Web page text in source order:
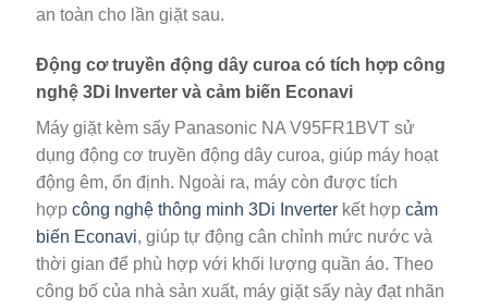
an toàn cho lần giặt sau.
Động cơ truyền động dây curoa có tích hợp công
nghệ 3Di Inverter và cảm biến Econavi
Máy giặt kèm sấy Panasonic NA V95FR1BVT sử
dụng động cơ truyền động dây curoa, giúp máy hoạt
động êm, ổn định. Ngoài ra, máy còn được tích
hợp công nghệ thông minh 3Di Inverter kết hợp cảm
biến Econavi, giúp tự động cân chỉnh mức nước và
thời gian để phù hợp với khối lượng quần áo. Theo
công bố của nhà sản xuất, máy giặt sấy này đạt nhãn